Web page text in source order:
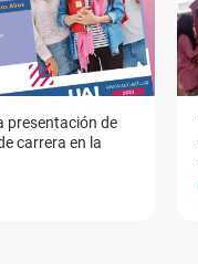
presentación de
carrera en la